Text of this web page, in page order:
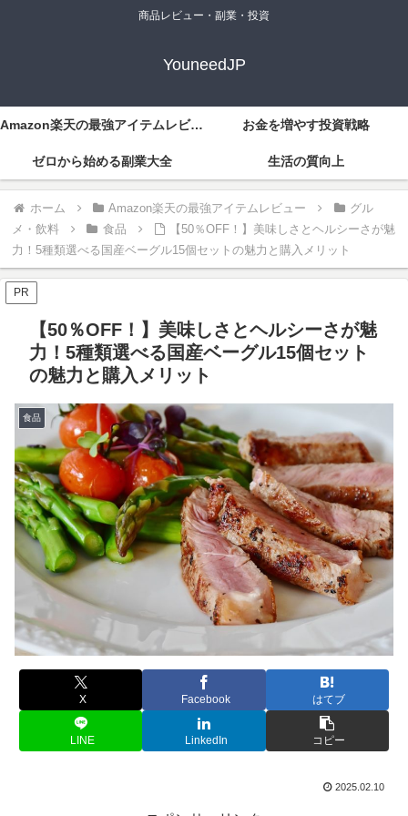
商品レビュー・副業・投資
YouneedJP
Amazon楽天の最強アイテムレビュー お金を増やす投資戦略
ゼロから始める副業大全 生活の質向上
ホーム Amazon楽天の最強アイテムレビュー
グル
メ・飲料
食品
【50％OFF！】美味しさとヘルシーさが魅
力！5種類選べる国産ベーグル15個セットの魅力と購入メリット
PR
【50％OFF！】美味しさとヘルシーさが魅
力！5種類選べる国産ベーグル15個セット
の魅力と購入メリット
食品
X Facebook はてブ
LINE LinkedIn コピー
2025.02.10